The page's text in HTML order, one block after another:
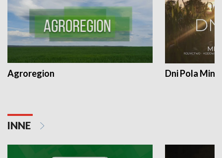
Agroregion Dni Pola
INNE